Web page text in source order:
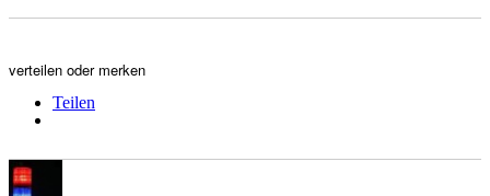
verteilen oder merken
Teilen